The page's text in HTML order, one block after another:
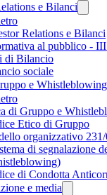
e Bilanci
Relations e Bilanci
al pubblico -
di Bilancio
sociale
e Whistleblowing
di Gruppo e
Etico di Gruppo
organizzativo 231/
di segnalazione
di Condotta
e media